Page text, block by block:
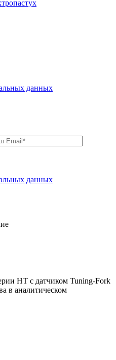
данных
данных
HT с датчиком Tuning-Fork
в аналитическом